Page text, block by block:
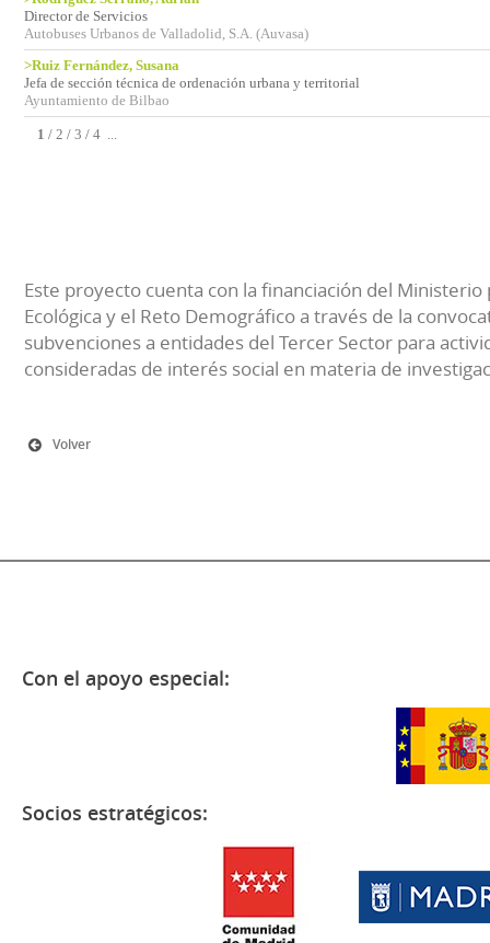
Director de Servicios
Autobuses Urbanos de Valladolid, S.A. (Auvasa)
>Ruiz Fernández, Susana
Jefa de sección técnica de ordenación urbana y territorial
Ayuntamiento de Bilbao
1 / 2 / 3 / 4 ...
Este proyecto cuenta con la financiación del Ministerio
Ecológica y el Reto Demográfico a través de la
subvenciones a entidades del Tercer Sector para
consideradas de interés social en materia de
Volver
Con el apoyo especial:
Socios estratégicos: